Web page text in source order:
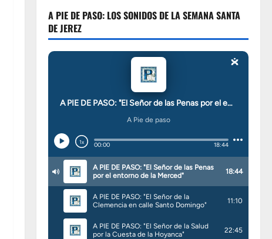
A PIE DE PASO: LOS SONIDOS DE LA SEMANA SANTA
DE JEREZ